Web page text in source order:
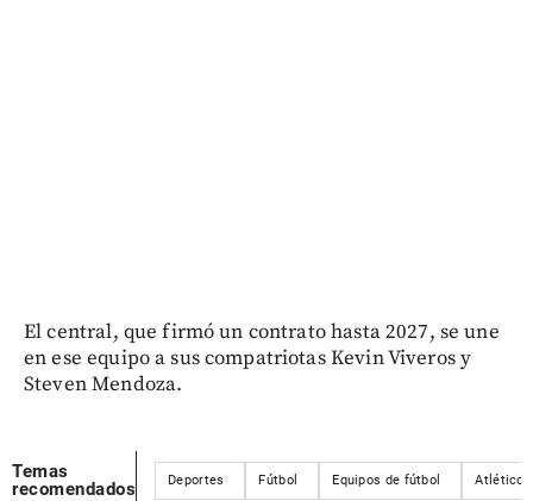
El central, que firmó un contrato hasta 2027, se une
en ese equipo a sus compatriotas Kevin Viveros y
Steven Mendoza.
Temas
recomendados
Deportes Fútbol Equipos de fútbol Atlético